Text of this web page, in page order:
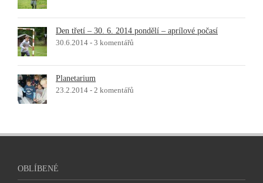
Den třetí – 30. 6. 2014 pondělí – aprílové počasí
30.6.2014 - 3 komentářů
Planetarium
23.2.2014 - 2 komentářů
OBLÍBENÉ